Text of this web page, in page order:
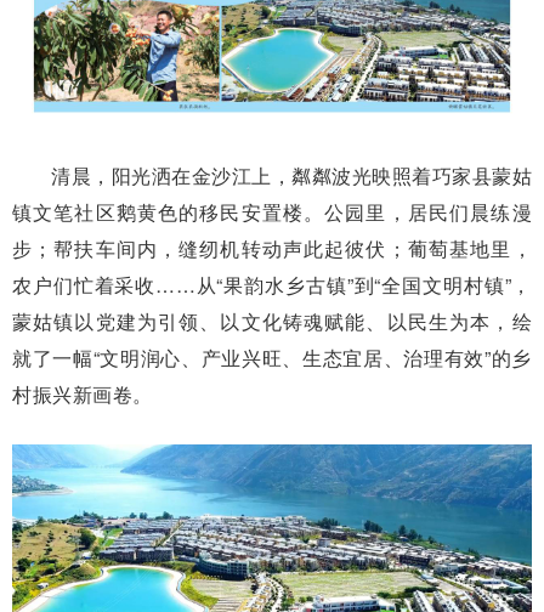
清晨，阳光洒在金沙江上，粼粼波光映照着巧家县蒙姑
镇文笔社区鹅黄色的移民安置楼。公园里，居民们晨练漫
步；帮扶车间内，缝纫机转动声此起彼伏；葡萄基地里，
农户们忙着采收……从“果韵水乡古镇”到“全国文明村镇”，
蒙姑镇以党建为引领、以文化铸魂赋能、以民生为本，绘
就了一幅“文明润心、产业兴旺、生态宜居、治理有效”的乡
村振兴新画卷。